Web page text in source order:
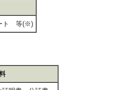
ート 等(※)